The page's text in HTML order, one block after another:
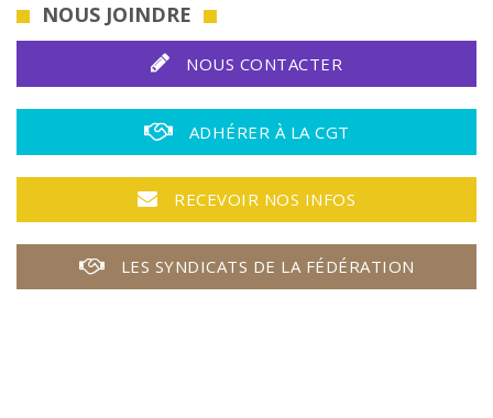
NOUS JOINDRE
NOUS CONTACTER
ADHÉRER À LA CGT
RECEVOIR NOS INFOS
LES SYNDICATS DE LA FÉDÉRATION